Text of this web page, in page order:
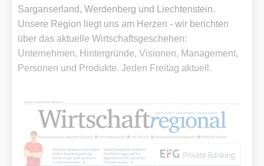
Sarganserland, Werdenberg und Liechtenstein.
Unsere Region liegt uns am Herzen - wir berichten
über das aktuelle Wirtschaftsgeschehen:
Unternehmen, Hintergründe, Visionen, Management,
Personen und Produkte. Jeden Freitag aktuell.